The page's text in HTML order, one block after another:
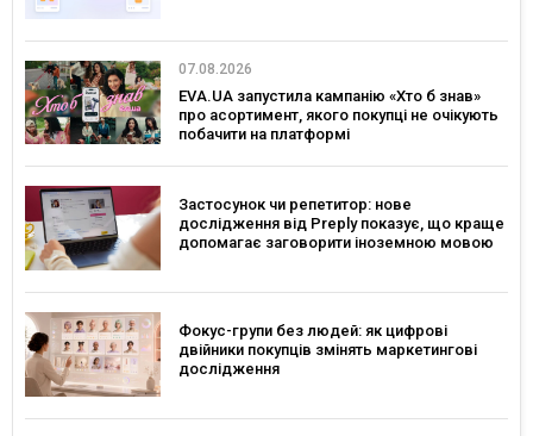
07.08.2026
EVA.UA запустила кампанію «Хто б знав»
про асортимент, якого покупці не очікують
побачити на платформі
Застосунок чи репетитор: нове
дослідження від Preply показує, що краще
допомагає заговорити іноземною мовою
Фокус-групи без людей: як цифрові
двійники покупців змінять маркетингові
дослідження